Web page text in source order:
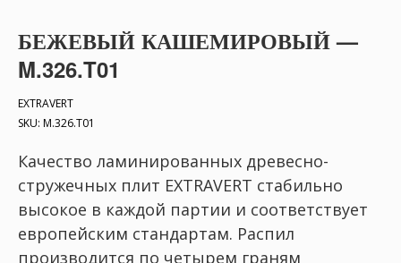
БЕЖЕВЫЙ КАШЕМИРОВЫЙ —
M.326.T01
EXTRAVERT
SKU: M.326.T01
Качество ламинированных древесно-
стружечных плит EXTRAVERT стабильно
высокое в каждой партии и соответствует
европейским стандартам. Распил
производится по четырем граням